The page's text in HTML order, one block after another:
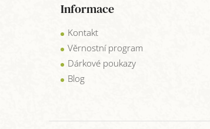
Informace
Kontakt
Věrnostní program
Dárkové poukazy
Blog